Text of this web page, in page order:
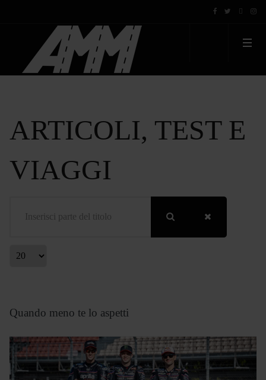
ARTICOLI, TEST E
VIAGGI
Visualizza #
Quando meno te lo aspetti